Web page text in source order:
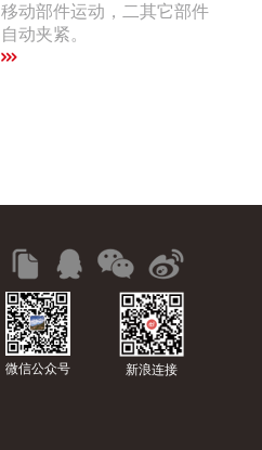
移动部件运动，二其它部件
自动夹紧。
微信公众号 新浪连接